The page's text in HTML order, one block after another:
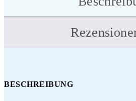
BESCHREIBUNG